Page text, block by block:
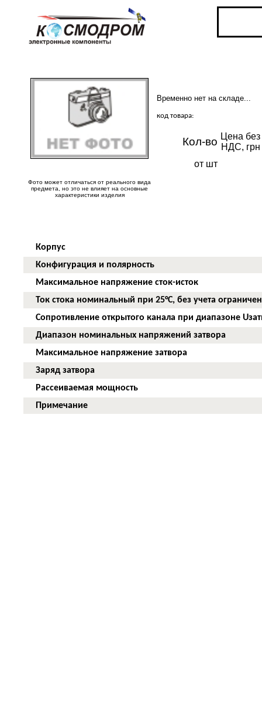
Фото может отличаться от реального вида
предмета, но это не влияет на основные
характеристики изделия
Временно нет на складе...
код товара:
Кол-во Цена без
НДС, грн
от шт
Корпус
Конфигурация и полярность
Максимальное напряжение сток-исток
Ток стока номинальный при 25°C, без учета
Сопротивление открытого канала при диапазоне
Диапазон номинальных напряжений затвора
Максимальное напряжение затвора
Заряд затвора
Рассеиваемая мощность
Примечание